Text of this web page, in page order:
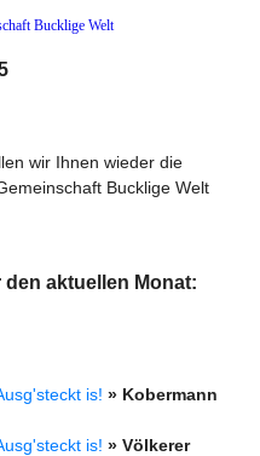
wir Ihnen wieder die
Bucklige Welt
aktuellen Monat:
is! » Kobermann
is! » Völkerer